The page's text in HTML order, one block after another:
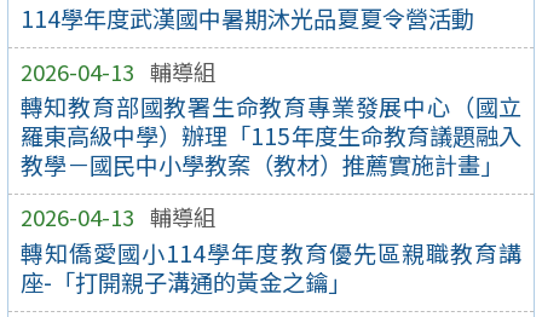
114學年度武漢國中暑期沐光品夏夏令營活動
2026-04-13 輔導組
轉知教育部國教署生命教育專業發展中心（國立
羅東高級中學）辦理「115年度生命教育議題融入
教學－國民中小學教案（教材）推薦實施計畫」
2026-04-13 輔導組
轉知僑愛國小114學年度教育優先區親職教育講
座-「打開親子溝通的黃金之鑰」